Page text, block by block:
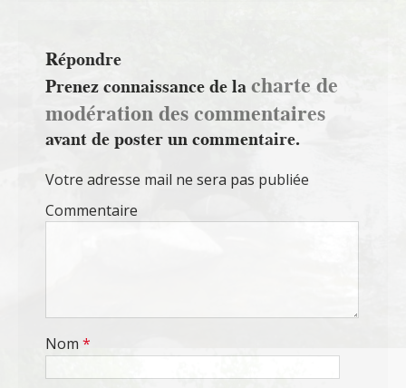
Répondre
Prenez connaissance de lacharte de
modération des commentaires
avant de poster un commentaire.
Votre adresse mail ne sera pas publiée
Commentaire
Nom *